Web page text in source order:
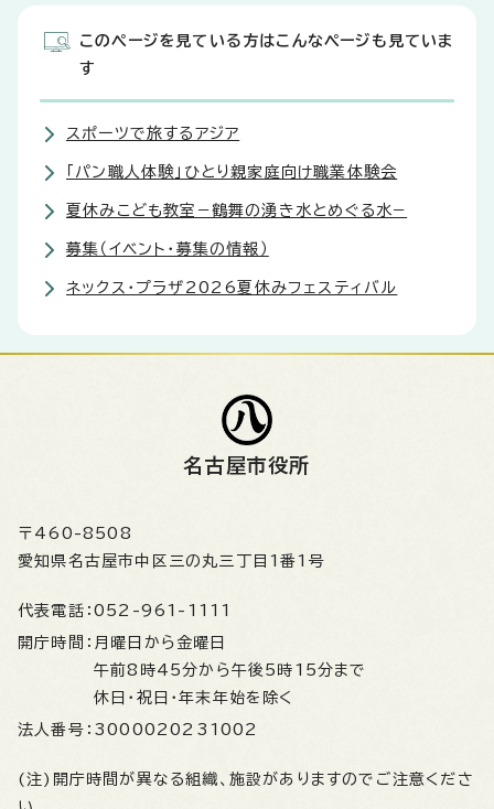
このページを見ている方はこんなページも見ていま
す
スポーツで旅するアジア
「パン職人体験」ひとり親家庭向け職業体験会
夏休みこども教室−鶴舞の湧き水とめぐる水−
募集（イベント・募集の情報）
ネックス・プラザ2026夏休みフェスティバル
名古屋市役所
〒460-8508
愛知県名古屋市中区三の丸三丁目1番1号
代表電話： 052-961-1111
開庁時間： 月曜日から金曜日
午前8時45分から午後5時15分まで
休日・祝日・年末年始を除く
法人番号： 3000020231002
(注)開庁時間が異なる組織、施設がありますのでご注意くださ